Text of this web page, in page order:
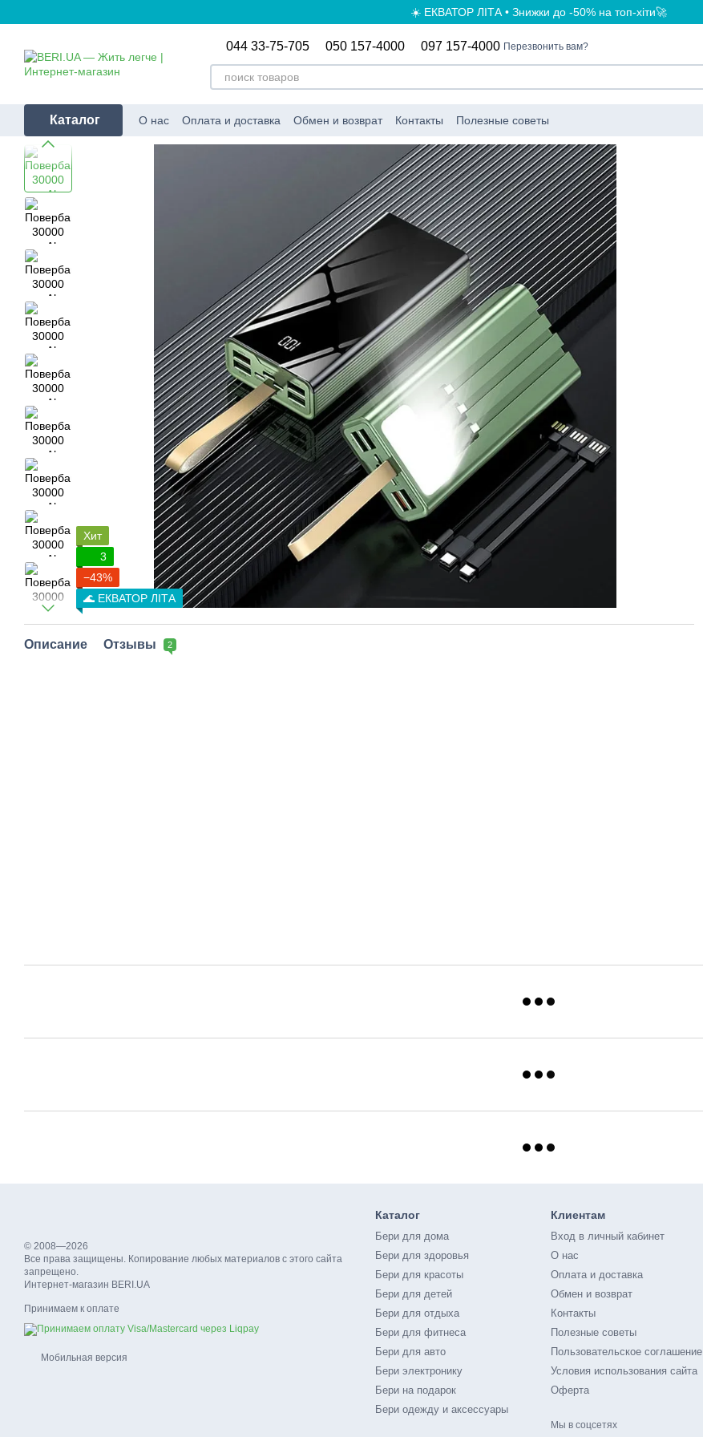
☀️ ЕКВАТОР ЛІТА • Знижки до -50% на топ-хіти🚀
044 33-75-705 050 157-4000 097 157-4000 Перезвонить вам?
Каталог О нас Оплата и доставка Обмен и возврат Контакты Полезные советы
Хит
3
−43%
🌊 ЕКВАТОР ЛІТА
Описание Отзывы 2
© 2008—2026
Все права защищены. Копирование любых материалов с этого сайта
запрещено.
Интернет-магазин BERI.UA
Принимаем к оплате
Мобильная версия
Каталог
Бери для дома
Бери для здоровья
Бери для красоты
Бери для детей
Бери для отдыха
Бери для фитнеса
Бери для авто
Бери электронику
Бери на подарок
Бери одежду и аксессуары
Клиентам
Вход в личный кабинет
О нас
Оплата и доставка
Обмен и возврат
Контакты
Полезные советы
Пользовательское соглашение
Условия использования сайта
Оферта
Мы в соцсетях